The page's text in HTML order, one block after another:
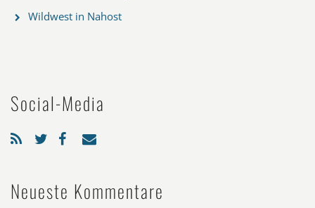
Wildwest in Nahost
Social-Media
Neueste Kommentare